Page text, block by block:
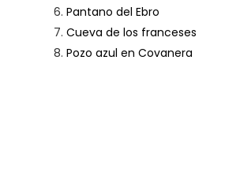
Pantano del Ebro
Cueva de los franceses
Pozo azul en Covanera